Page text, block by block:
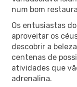
num bom
Os entusiastas
aproveitar os
descobrir a
centenas de
atividades que
adrenalina.